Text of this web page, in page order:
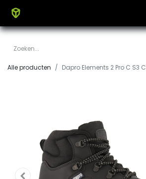
Alle producten Dapro Elements 2 Pro C S3 C